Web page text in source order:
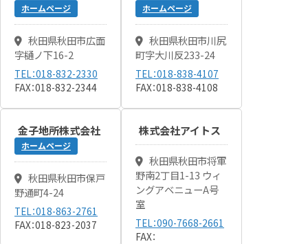
ホームページ
秋田県秋田市広面
字樋ノ下16-2
TEL：018-832-2330
FAX：018-832-2344
ホームページ
秋田県秋田市川尻
町字大川反233-24
TEL：018-838-4107
FAX：018-838-4108
金子地所株式会社
ホームページ
秋田県秋田市保戸
野通町4-24
TEL：018-863-2761
FAX：018-823-2037
株式会社アイトス
秋田県秋田市将軍
野南2丁目1-13 ウィ
ングアベニューA号
室
TEL：090-7668-2661
FAX：